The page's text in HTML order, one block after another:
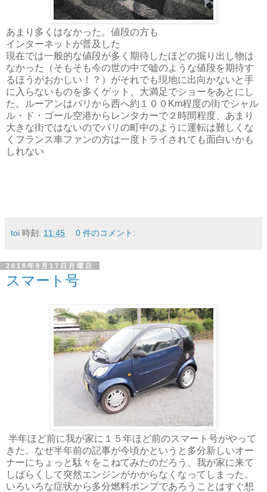
あまり多くはなかった。値段の方も
インターネットが普及した
現在では一般的な値段が多く期待したほどの掘り出し物は
なかった（そもそも今の世の中で嘘のような値段を期待す
るほうがおかしい！？）がそれでも現地に出向かないと手
に入らないものを多くゲット、大満足でショーをあとにし
た。ルーアンはパリから西へ約１００Km程度の街でシャル
ル・ド・ゴール空港からレンタカーで２時間程度、あまり
大きな街ではないのでパリの町中のように運転は難しくな
くフランス車ファンの方は一度トライされても面白いかも
しれない
toi 時刻: 11:45 0 件のコメント:
2018年9月17日月曜日
スマート号
半年ほど前に我が家に１５年ほど前のスマート号がやって
きた。なぜ半年前の記事が今頃かというと多分新しいオー
ナーにちょっと駄々をこねてみたのだろう、我が家に来て
しばらくして突然エンジンがかからなくなってしまった。
いろいろな症状から多分燃料ポンプであろうことはすぐ想